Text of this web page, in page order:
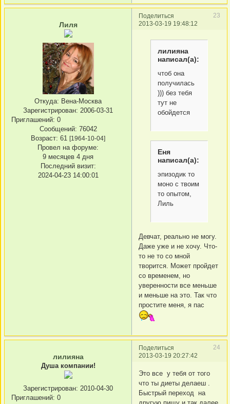
Поделиться
23
2013-03-19 19:48:12
Лиля
Откуда: Вена-Москва
Зарегистрирован: 2006-03-31
Приглашений: 0
Сообщений: 76042
Возраст: 61 [1964-10-04]
Провел на форуме:
9 месяцев 4 дня
Последний визит:
2024-04-23 14:00:01
лилияна
написал(а):
чтоб она
получилась
))) без тебя
тут не
обойдется
Еня
написал(а):
эпизодик то
моно с твоим
то опытом,
Лиль
Девчат, реально не могу.
Даже уже и не хочу. Что-
то не то со мной
творится. Может пройдет
со временем, но
уверенности все меньше
и меньше на это. Так что
простите меня, я пас
Поделиться
24
2013-03-19 20:27:42
лилияна
Душа компании!
Зарегистрирован: 2010-04-30
Приглашений: 0
Это все у тебя от того
что ты диеты делаеш .
Быстрый переход на